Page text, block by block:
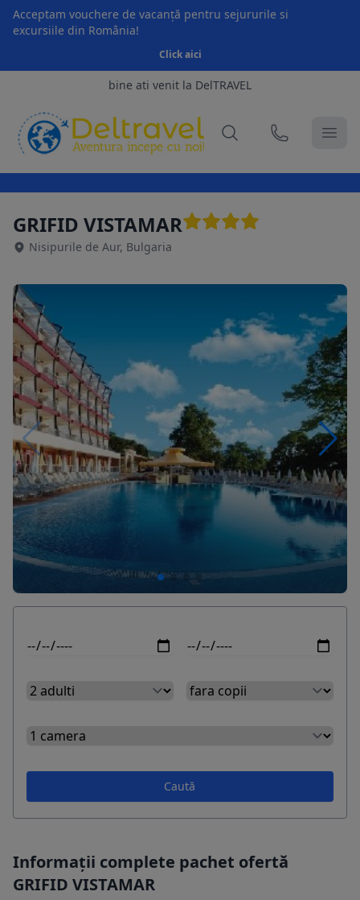
Acceptam vouchere de vacanță pentru sejururile si
excursiile din România!
Click aici
bine ati venit la DelTRAVEL
GRIFID VISTAMAR
Nisipurile de Aur, Bulgaria
Caută
Informații complete pachet ofertă
GRIFID VISTAMAR